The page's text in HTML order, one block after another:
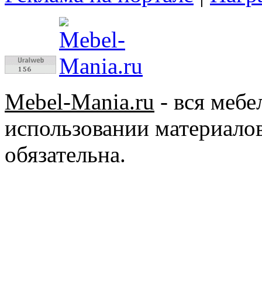
Mebel-Mania.ru - вся
использовании
обязательна.